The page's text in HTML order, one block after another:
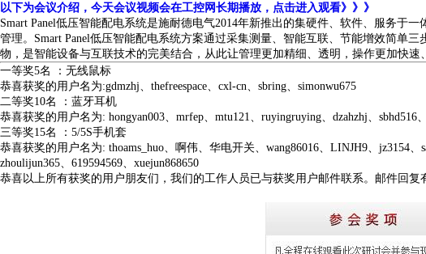
以下为会议介绍，今天会议视频会在工控网长期播放，点击进入观看》》》
Smart Panel低压智能配电系统是施耐德电气2014年新推出的集硬件、软件、服务于
管理。Smart Panel低压智能配电系统方案通过采集测量、智能互联、节能增效简单
物，是智能设备与互联技术的完美结合，从此让管理更加精细、透明，操作更加快速
一等奖5名 ：无线鼠标
恭喜获奖的用户名为:gdmzhj、thefreespace、cxl-cn、sbring、simonwu675
二等奖10名 ：蓝牙耳机
恭喜获奖的用户名为: hongyan003、mrfep、mtu121、ruyingruying、dzahzhj、sbhd516
三等奖15名 ：5/5S手机套
恭喜获奖的用户名为: thoams_huo、啊伟、华电开关、wang86016、LINJH9、jz3154、
zhoulijun365、619594569、xuejun868650
恭喜以上所有获奖的用户朋友们，我们的工作人员已与获奖用户邮件联系。邮件回复